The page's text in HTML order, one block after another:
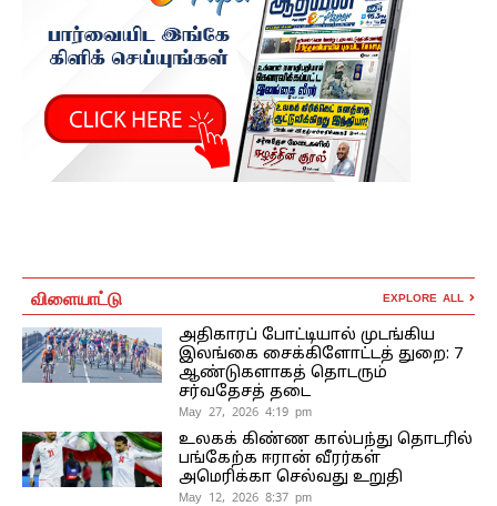
விளையாட்டு EXPLORE ALL
அதிகாரப் போட்டியால் முடங்கிய
இலங்கை சைக்கிளோட்டத் துறை: 7
ஆண்டுகளாகத் தொடரும்
சர்வதேசத் தடை
May 27, 2026 4:19 pm
உலகக் கிண்ண கால்பந்து தொடரில்
பங்கேற்க ஈரான் வீரர்கள்
அமெரிக்கா செல்வது உறுதி
May 12, 2026 8:37 pm